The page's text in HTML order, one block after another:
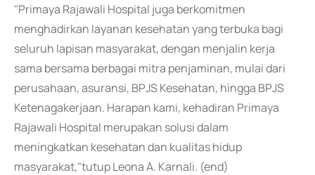
"Primaya Rajawali Hospital juga berkomitmen
menghadirkan layanan kesehatan yang terbuka bagi
seluruh lapisan masyarakat, dengan menjalin kerja
sama bersama berbagai mitra penjaminan, mulai dari
perusahaan, asuransi, BPJS Kesehatan, hingga BPJS
Ketenagakerjaan. Harapan kami, kehadiran Primaya
Rajawali Hospital merupakan solusi dalam
meningkatkan kesehatan dan kualitas hidup
masyarakat,"tutup Leona A. Karnali. (end)